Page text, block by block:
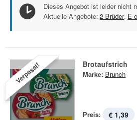
Dieses Angebot ist leider nicht
Aktuelle Angebote: 2 Brüder, E
Verpasst! Brotaufstrich
Marke: Brunch
Preis: € 1,39